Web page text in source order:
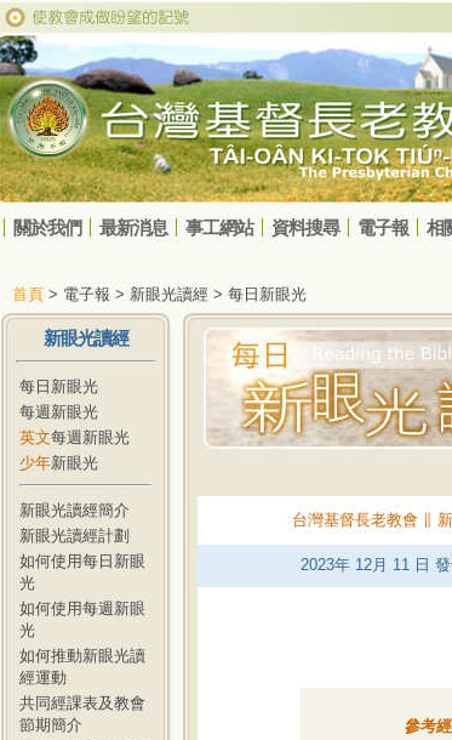
關於我們 最新消息 事工網站 資料搜尋 電子報 相
首頁 > 電子報 > 新眼光讀經 > 每日新眼光
新眼光讀經
每日新眼光
每週新眼光
英文每週新眼光
少年新眼光
新眼光讀經簡介
新眼光讀經計劃
如何使用每日新眼
光
如何使用每週新眼
光
如何推動新眼光讀
經運動
共同經課表及教會
節期簡介
台灣基督長老教會∥
2023年 12月 11日 發
參考經